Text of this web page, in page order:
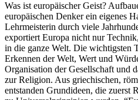
Was ist europäischer Geist?
europäischen Denker ein eigenes
Lehrmeisterin durch viele
exportiert Europa nicht nur
in die ganze Welt. Die wichtigsten
Erkennen der Welt, Wert und
Organisation der Gesellschaft und
zur Religion. Aus griechischen,
entstanden Grundideen, die zuerst